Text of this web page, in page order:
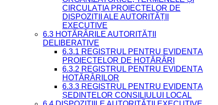
CIRCULAȚIA PROIECTELOR DE
DISPOZIȚII ALE AUTORITĂȚII
EXECUTIVE
6.3 HOTĂRÂRILE AUTORITĂȚII
DELIBERATIVE
6.3.1 REGISTRUL PENTRU EVIDENȚA
PROIECTELOR DE HOTĂRÂRI
6.3.2 REGISTRUL PENTRU EVIDENȚA
HOTĂRÂRILOR
6.3.3 REGISTRUL PENTRU EVIDENȚA
ȘEDINȚELOR CONSILIULUI LOCAL